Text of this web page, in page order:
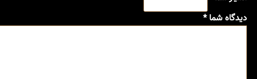
دیدگاه شما*